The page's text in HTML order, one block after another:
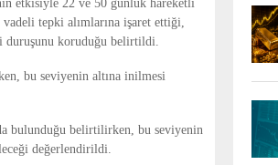
etkisiyle 22 ve 50 günlük hareketli
tepki alımlarına işaret ettiği,
duruşunu koruduğu belirtildi.
bu seviyenin altına inilmesi
bulunduğu belirtilirken, bu seviyenin
değerlendirildi.